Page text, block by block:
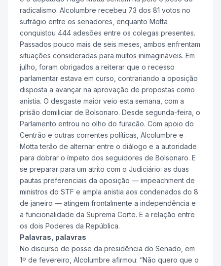
radicalismo. Alcolumbre recebeu 73 dos 81 votos no
sufrágio entre os senadores, enquanto Motta
conquistou 444 adesões entre os colegas presentes.
Passados pouco mais de seis meses, ambos enfrentam
situações consideradas para muitos inimagináveis. Em
julho, foram obrigados a reiterar que o recesso
parlamentar estava em curso, contrariando a oposição
disposta a avançar na aprovação de propostas como
anistia. O desgaste maior veio esta semana, com a
prisão domiliciar de Bolsonaro. Desde segunda-feira, o
Parlamento entrou no olho do furacão. Com apoio do
Centrão e outras correntes políticas, Alcolumbre e
Motta terão de alternar entre o diálogo e a autoridade
para dobrar o ímpeto dos seguidores de Bolsonaro. E
se preparar para um atrito com o Judiciário: as duas
pautas preferenciais da oposição — impeachment de
ministros do STF e ampla anistia aos condenados do 8
de janeiro — atingem frontalmente a independência e
a funcionalidade da Suprema Corte. E a relação entre
os dois Poderes da República.
Palavras, palavras
No discurso de posse da presidência do Senado, em
1º de fevereiro, Alcolumbre afirmou: “Não quero que o